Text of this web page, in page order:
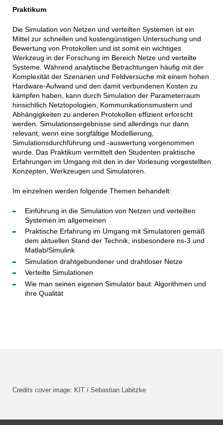
Praktikum
Die Simulation von Netzen und verteilten Systemen ist ein
Mittel zur schnellen und kostengünstigen Untersuchung und
Bewertung von Protokollen und ist somit ein wichtiges
Werkzeug in der Forschung im Bereich Netze und verteilte
Systeme. Während analytische Betrachtungen häufig mit der
Komplexität der Szenarien und Feldversuche mit einem hohen
Hardware-Aufwand und den damit verbundenen Kosten zu
kämpfen haben, kann durch Simulation der Parameterraum
hinsichtlich Netztopologien, Kommunikationsmustern und
Abhängigkeiten zu anderen Protokollen effizient erforscht
werden. Simulationsergebnisse sind allerdings nur dann
relevant, wenn eine sorgfältige Modellierung,
Simulationsdurchführung und -auswertung vorgenommen
wurde. Das Praktikum vermittelt den Studenten praktische
Erfahrungen im Umgang mit den in der Vorlesung vorgestellten
Konzepten, Werkzeugen und Simulatoren.
Im einzelnen werden folgende Themen behandelt:
Einführung in die Simulation von Netzen und verteilten
Systemen im allgemeinen
Praktische Erfahrung im Umgang mit Simulatoren gemäß
dem aktuellen Stand der Technik, insbesondere ns-3 und
Matlab/Simulink
Simulation drahtgebundener und drahtloser Netze
Verteilte Simulationen
Wie man seinen eigenen Simulator baut: Algorithmen und
ihre Qualität
Credits cover image: KIT / Sebastian Labitzke